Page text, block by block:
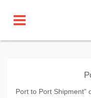
Port to Port Shipment”